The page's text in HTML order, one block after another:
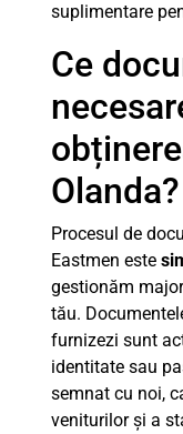
suplimentare
Ce
Olanda?
Procesul de
Eastmen este
gestionăm
tău.
furnizezi sunt
identitate sau
semnat cu noi,
veniturilor și a